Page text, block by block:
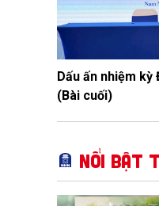
Dấu ấn nhiệm kỳ
(Bài cuối)
Nổi bật